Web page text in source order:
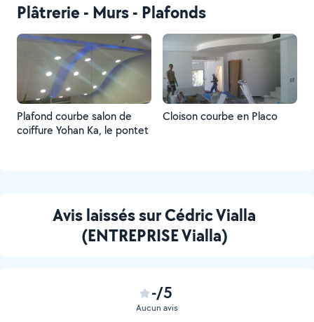
Plâtrerie - Murs - Plafonds
Plafond courbe salon de
coiffure Yohan Ka, le pontet
Cloison courbe en Placo
Avis laissés sur Cédric Vialla
(ENTREPRISE Vialla)
-/5
Aucun avis